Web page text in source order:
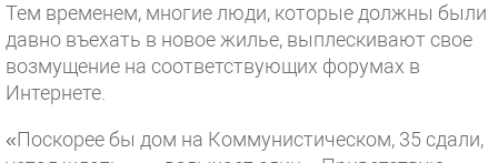
Тем временем, многие люди, которые должны были
давно въехать в новое жилье, выплескивают свое
возмущение на соответствующих форумах в
Интернете.
«Поскорее бы дом на Коммунистическом, 35 сдали,